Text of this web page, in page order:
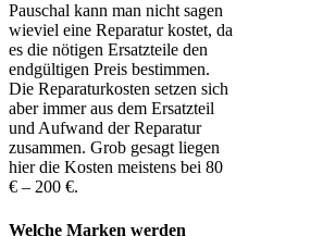
Pauschal kann man nicht sagen
wieviel eine Reparatur kostet, da
es die nötigen Ersatzteile den
endgültigen Preis bestimmen.
Die Reparaturkosten setzen sich
aber immer aus dem Ersatzteil
und Aufwand der Reparatur
zusammen. Grob gesagt liegen
hier die Kosten meistens bei 80
€ – 200 €.
Welche Marken werden